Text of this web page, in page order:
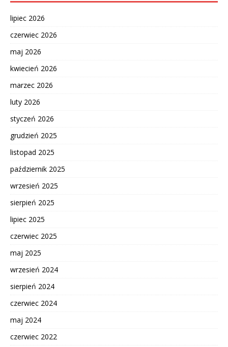
lipiec 2026
czerwiec 2026
maj 2026
kwiecień 2026
marzec 2026
luty 2026
styczeń 2026
grudzień 2025
listopad 2025
październik 2025
wrzesień 2025
sierpień 2025
lipiec 2025
czerwiec 2025
maj 2025
wrzesień 2024
sierpień 2024
czerwiec 2024
maj 2024
czerwiec 2022